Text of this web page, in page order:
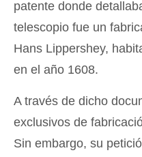
patente donde
telescopio fue un
Hans Lippershey,
en el año 1608.
A través de dicho
exclusivos de
Sin embargo, su